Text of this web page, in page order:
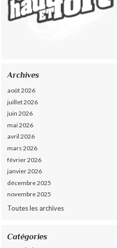
Archives
août 2026
juillet 2026
juin 2026
mai 2026
avril 2026
mars 2026
février 2026
janvier 2026
décembre 2025
novembre 2025
Toutes les archives
Catégories